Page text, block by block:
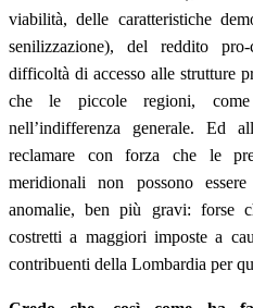
viabilità, delle caratteristiche
senilizzazione), del reddito
difficoltà di accesso alle strutture
che le piccole regioni,
nell’indifferenza generale. Ed
reclamare con forza che le
meridionali non possono
anomalie, ben più gravi: forse
costretti a maggiori imposte a
contribuenti della Lombardia per